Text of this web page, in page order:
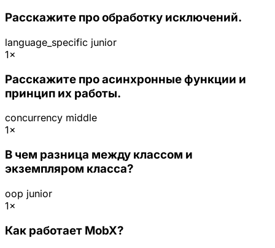
Расскажите про обработку исключений.
language_specific junior
1×
Расскажите про асинхронные функции и
принцип их работы.
concurrency middle
1×
В чем разница между классом и
экземпляром класса?
oop junior
1×
Как работает MobX?